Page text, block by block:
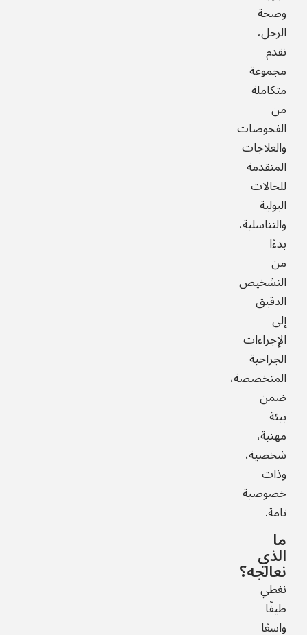
وصحة
الرجل،
نقدم
مجموعة
متكاملة
من
الفحوصات
والعلاجات
المتقدمة
للحالات
البولية
والتناسلية،
بدءًا
من
التشخيص
الدقيق
إلى
الإجراءات
الجراحية
المتخصصة،
ضمن
بيئة
مهنية،
شخصية،
وذات
خصوصية
تامة.
ما
الذي
نعالجه؟
نغطي
طيفًا
واسعًا